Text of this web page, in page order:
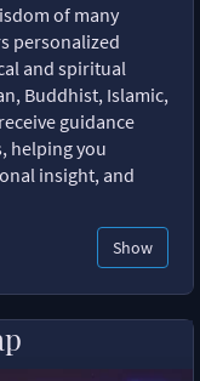
of many
personalized
and spiritual
Buddhist, Islamic,
guidance
helping you
insight, and
Show